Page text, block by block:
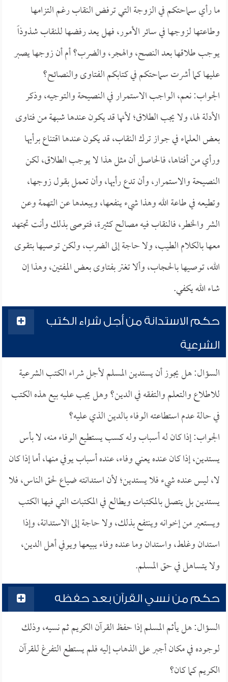
ما رأي سماحتكم في الزوجة التي ترفض النقاب رغم التزامها
وطاعتها لزوجها في سائر الأمور، فهل يعد رفضها للنقاب شذوذاً
يوجب طلاقها بعد النصح، والهجر، والضرب؟ أم أن زوجها يصبر
عليها كما أشرت سماحتكم في كتابكم الفتاوى والنصائح؟
الجواب: نعم، الواجب الاستمرار في النصيحة والتوجيه، وذكر
الأدلة لها، ولا يجب الطلاق؛ لأنها قد يكون عندها شبهة من فتاوى
بعض العلماء في جواز ترك النقاب، قد يكون عندها اقتناع برأيها
ورأي من أفتاها، فالحاصل أن مثل هذا لا يوجب الطلاق، لكن
النصيحة والاستمرار، وأن تدع رأيها، وأن تعمل بقول زوجها،
وتطيعه في طاعة الله وهذا شيء ينفعها، ويبعدها عن التهمة وعن
الشر والخطر، فالنقاب فيه مصالح كثيرة، فتوصى بذلك وأنت تجتهد
معها بالكلام الطيب، ولا حاجة إلى الضرب، ولكن توصيها بتقوى
الله، توصيها بالحجاب، وألا تغتر بفتاوى بعض المفتين، وهذا إن
شاء الله يكفي.
حكم الاستدانة من أجل شراء الكتب
الشرعية
السؤال: هل يجوز أن يستدين المسلم لأجل شراء الكتب الشرعية
للاطلاع والتعلم والتفقه في الدين؟ وهل يجب عليه بيع هذه الكتب
في حالة عدم استطاعته الوفاء بالدين الذي عليه؟
الجواب: إذا كان له أسباب وله كسب يستطيع الوفاء منه، لا بأس
يستدين، إذا كان عنده يعني وفاء، عنده أسباب يوفي منها، أما إذا كان
لا، ليس عنده شيء فلا يستدين؛ لأن استدانته ضياع لحق الناس، فلا
يستدين بل يتصل بالمكتبات ويطالع في المكتبات التي فيها الكتب
ويستعير من إخوانه وينتفع بذلك، ولا حاجة إلى الاستدانة، وإذا
استدان وغلط، واستدان وما عنده وفاء يبيعها ويوفي أهل الدين،
ولا يتساهل في حق المسلم.
حكم من نسي القرآن بعد حفظه
السؤال: هل يأثم المسلم إذا حفظ القرآن الكريم ثم نسيه، وذلك
لوجوده في مكان أجبر على الذهاب إليه فلم يستطع التفرغ للقرآن
الكريم كما كان؟